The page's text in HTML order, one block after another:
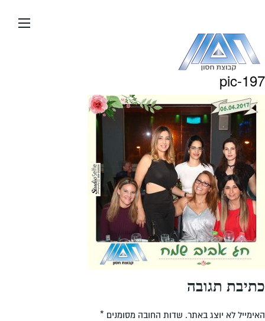
העמוד
pic-197
כתיבת תגובה
האימייל לא יוצג באתר. שדות החובה מסומנים *